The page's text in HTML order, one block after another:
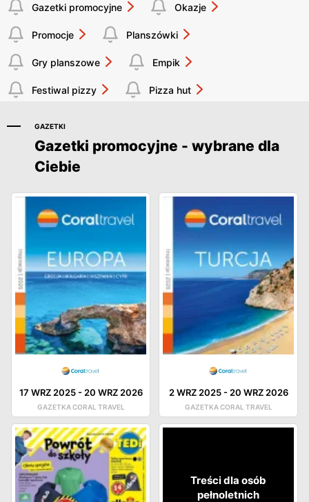
Gazetki promocyjne Okazje
Promocje Planszówki
Gry planszowe Empik
Festiwal pizzy Pizza hut
GAZETKI
Gazetki promocyjne - wybrane dla
Ciebie
17 WRZ 2025-20 WRZ 2026
GAZETKA CORAL TRAVEL
2 WRZ 2025-20 WRZ 2026
GAZETKA CORAL TRAVEL
Treści dla osób
pełnoletnich